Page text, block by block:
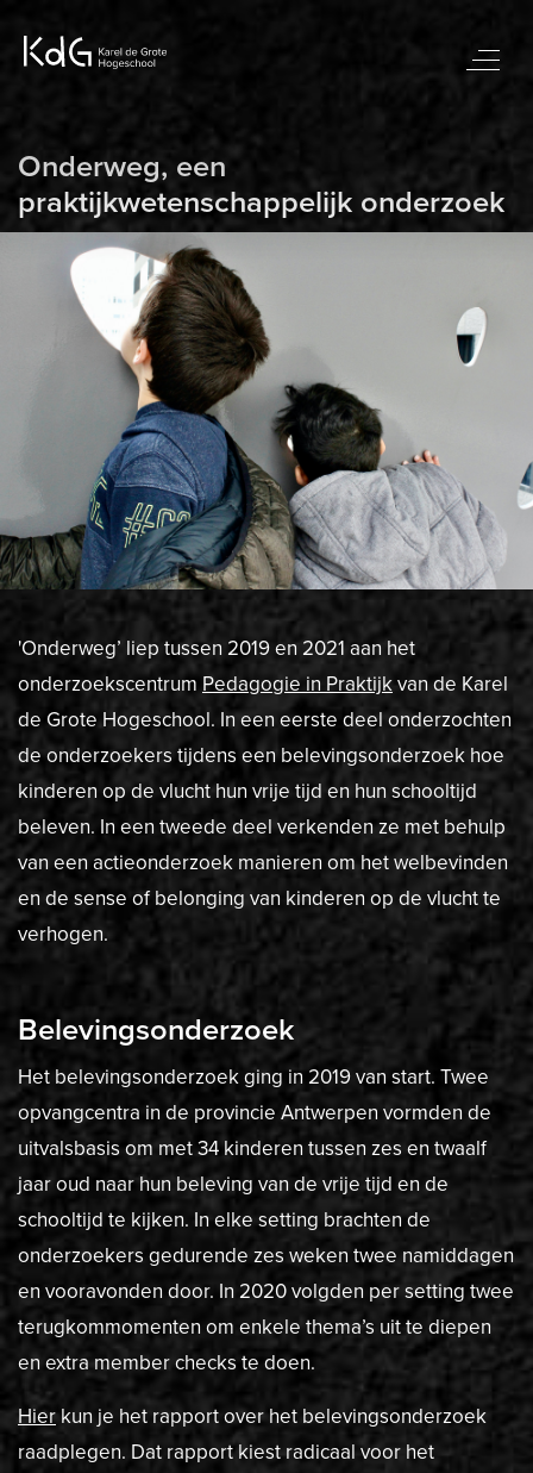
Onderweg, een
praktijkwetenschappelijk onderzoek
'Onderweg’ liep tussen 2019 en 2021 aan het
onderzoekscentrum Pedagogie in Praktijkvan de Karel
de Grote Hogeschool. In een eerste deel onderzochten
de onderzoekers tijdens een belevingsonderzoek hoe
kinderen op de vlucht hun vrije tijd en hun schooltijd
beleven. In een tweede deel verkenden ze met behulp
van een actieonderzoek manieren om het welbevinden
en de sense of belonging van kinderen op de vlucht te
verhogen.
Belevingsonderzoek
Het belevingsonderzoek ging in 2019 van start. Twee
opvangcentra in de provincie Antwerpen vormden de
uitvalsbasis om met 34 kinderen tussen zes en twaalf
jaar oud naar hun beleving van de vrije tijd en de
schooltijd te kijken. In elke setting brachten de
onderzoekers gedurende zes weken twee namiddagen
en vooravonden door. In 2020 volgden per setting twee
terugkommomenten om enkele thema’s uit te diepen
en extra member checks te doen.
Hier kun je het rapport over het belevingsonderzoek
raadplegen. Dat rapport kiest radicaal voor het